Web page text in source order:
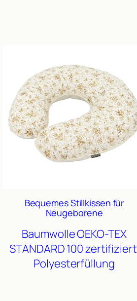
Bequemes Stillkissen für
Neugeborene
BaumwolleOEKO-TEX
STANDARD 100 zertifiziert
Polyesterfüllung